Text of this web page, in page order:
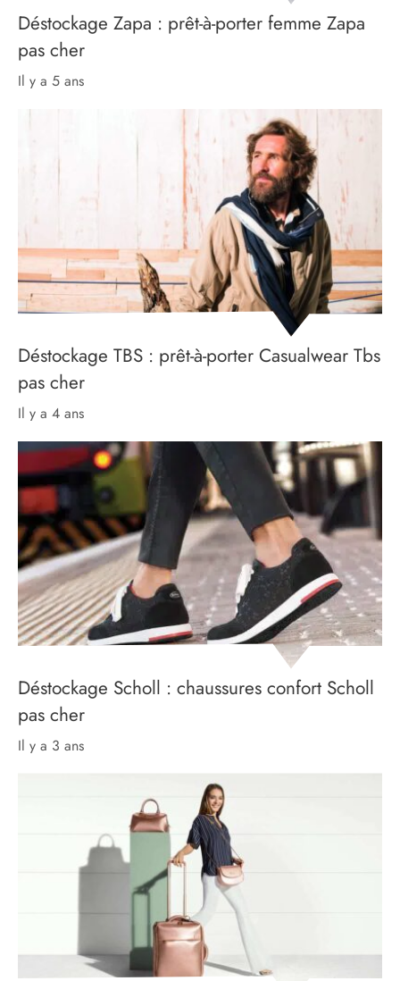
Déstockage Zapa : prêt-à-porter femme Zapa
pas cher
il y a 5 ans
Déstockage TBS : prêt-à-porter Casualwear Tbs
pas cher
il y a 4 ans
Déstockage Scholl : chaussures confort Scholl
pas cher
il y a 3 ans